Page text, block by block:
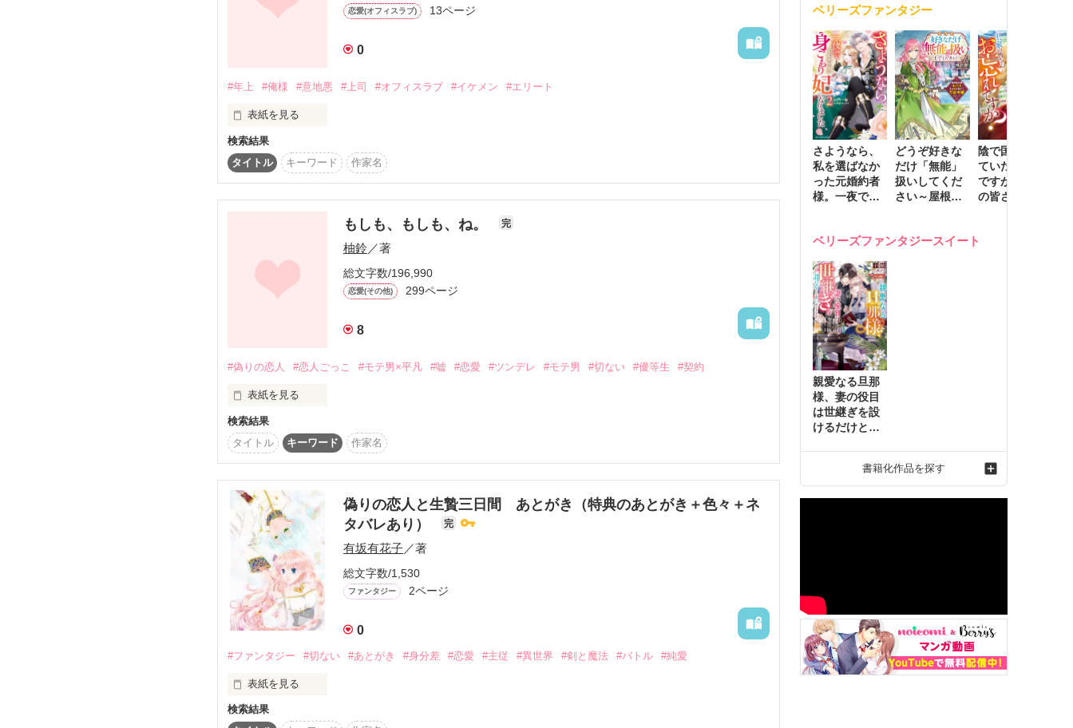
作品を読む
会社や家柄、
見つけてもらうのではなく、
自分で見つけたい……。
＊　＊　＊
恋を夢見る財閥のお嬢様のお話。
優れなかったところ、
突然の申し出をされる。
「あなたの胃が治るまで、
そこから始まった偽りの関係は……？
イラスト：涼倉かのこ様
このお話は「光のもとで」に出てくる
恋愛(オフィスラブ) 13ページ
0
#年上 #俺様 #意地悪 #上司 #オフィスラブ #イケメン #エリート
表紙を見る
そんなことを言えたら、
どれだけスッキリするのだろうか。
・・・・・・・・・・・・・・
※第1章は本家200万打企画
SS「アンフェアな僕ら」完
全版になります。
20111113 執筆開始
・・・・・・・・・・・・・・
検索結果
タイトル
キーワード 作家名
もしも、もしも、ね。 完
柚鈴 ／著
総文字数/196,990
恋愛(その他) 299ページ
8
#偽りの恋人 #恋人ごっこ #モテ男×平凡 #嘘 #恋愛 #ツンデレ #モテ男 #切ない #優等生 #契約
表紙を見る
なぜか。
分からないけど。
私は、
学校１のモテ男の
検索結果
タイトル
キーワード 作家名
偽りの恋人と生贄三日間 あとがき（特典のあとがき＋色々＋ネ
タバレあり）
完
有坂有花子／著
総文字数/1,530
ファンタジー 2ページ
0
#ファンタジー #切ない #あとがき #身分差 #恋愛 #主従 #異世界 #剣と魔法 #バトル #純愛
表紙を見る
イエスマン、結界を壊すところ、ホラーゲームの例え、続きなどについて書いています
検索結果
ベリーズファンタジー
さようなら、
私を選ばなか
った元婚約者
様。一夜で大
ました２
どうぞ好きな
だけ「無能」
扱いしてくだ
さい～屋根裏
動かす万能令
陰で国を支え
ていたのは私
ですが、王家
の皆さんお忘
れ才女の辺境
ベリーズファンタジースイート
親愛なる旦那
様、妻の役目
は世継ぎを設
けるだけと聞
れ才女の幸せ
な結婚～2
書籍化作品を探す